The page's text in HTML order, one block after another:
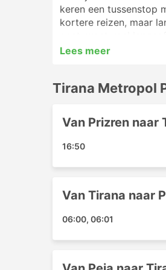
keren een tussenstop
kortere reizen, maar
bredere stoelen of
Tirana Metropol
De belangrijkste
Tirana Airport
Tirana Bus Stop
Gjakova Bus Stop
Pristina Bushalte
Lees meer
Tirana Metropol
Van Prizren naar
16:50
Van Tirana naar
06:00, 06:01